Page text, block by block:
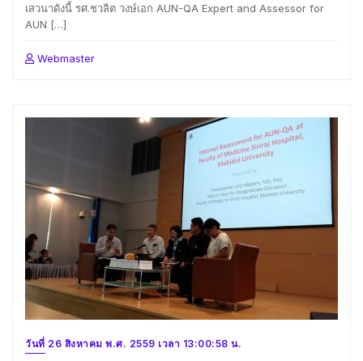
เสวนาดังนี้ รศ.ชวลิต วงษ์เอก AUN-QA Expert and Assessor for
AUN […]
Webmaster
วันที่ 26 สิงหาคม พ.ศ. 2559 เวลา 13:00:58 น.